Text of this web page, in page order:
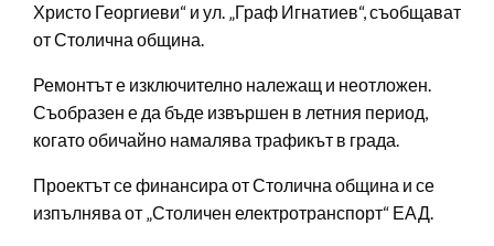
Христо Георгиеви“ и ул. „Граф Игнатиев“, съобщават
от Столична община.
Ремонтът е изключително належащ и неотложен.
Съобразен е да бъде извършен в летния период,
когато обичайно намалява трафикът в града.
Проектът се финансира от Столична община и се
изпълнява от „Столичен електротранспорт“ ЕАД.